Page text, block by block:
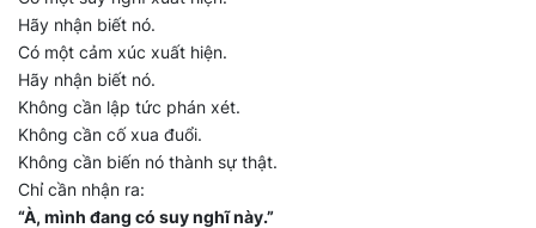
Hãy nhận biết nó.
Có một cảm xúc xuất hiện.
Hãy nhận biết nó.
Không cần lập tức phán xét.
Không cần cố xua đuổi.
Không cần biến nó thành sự thật.
Chỉ cần nhận ra:
“À, mình đang có suy nghĩ này.”